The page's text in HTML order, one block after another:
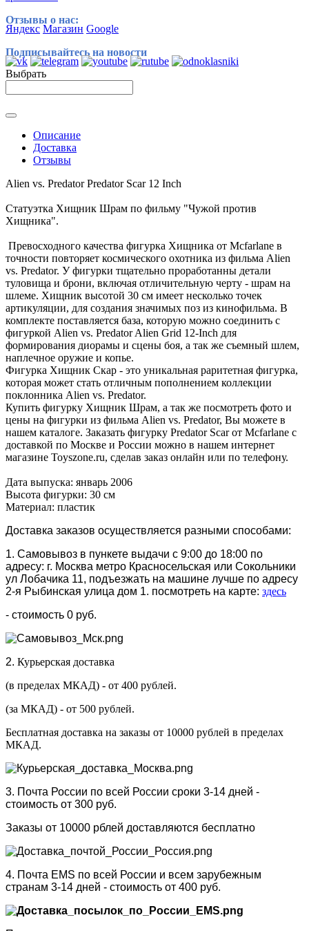
Отзывы о нас:
Яндекс Магазин Google
Подписывайтесь на новости
Выбрать
Описание
Доставка
Отзывы
Alien vs. Predator Predator Scar 12 Inch
Статуэтка Хищник Шрам по фильму "Чужой против
Хищника".
Превосходного качества фигурка Хищника от Mcfarlane в
точности повторяет космического охотника из фильма Alien
vs. Predator. У фигурки тщательно проработанны детали
туловища и брони, включая отличительную черту - шрам на
шлеме. Хищник высотой 30 см имеет несколько точек
артикуляции, для создания значимых поз из кинофильма. В
комплекте поставляется база, которую можно соединить с
фигуркой Alien vs. PredatorAlien Grid 12-Inch для
формирования диорамы и сцены боя, а так же съемный шлем,
наплечное оружие и копье.
Фигурка Хищник Скар - это уникальная раритетная фигурка,
которая может стать отличным пополнением коллекции
поклонника Alien vs. Predator.
Купить фигурку Хищник Шрам, а так же посмотреть фото и
цены на фигурки из фильма Alien vs. Predator, Вы можете в
нашем каталоге. Заказать фигурку Predator Scar от Mcfarlane с
доставкой по Москве и России можно в нашем интернет
магазине Toyszone.ru, сделав заказ онлайн или по телефону.
Дата выпуска: январь 2006
Высота фигурки: 30 см
Материал: пластик
Доставка заказов осуществляется разными способами:
1. Самовывоз в пункете выдачи с 9:00 до 18:00 по
адресу: г. Москва метро Красносельская или Сокольники
ул Лобачика 11, подъезжать на машине лучше по адресу
2-я Рыбинская улица дом 1. посмотреть на карте: здесь
- стоимость 0 руб.
2. Курьерская доставка
(в пределах МКАД) - от 400 рублей.
(за МКАД) - от 500 рублей.
Бесплатная доставка на заказы от 10000 рублей в пределах
МКАД.
3. Почта России по всей России сроки 3-14 дней -
стоимость от 300 руб.
Заказы от 10000 рблей доставляются бесплатно
4. Почта EMS по всей России и всем зарубежным
странам 3-14 дней - стоимость от 400 руб.